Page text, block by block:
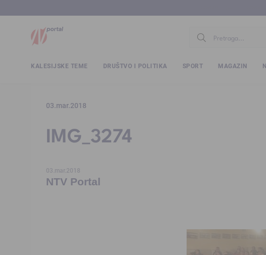
KALESIJSKE TEME DRUŠTVO I POLITIKA SPORT MAGAZIN
03.mar.2018
IMG_3274
03.mar.2018
NTV Portal